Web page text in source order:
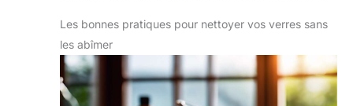
Les bonnes pratiques pour nettoyer vos verres sans
les abîmer